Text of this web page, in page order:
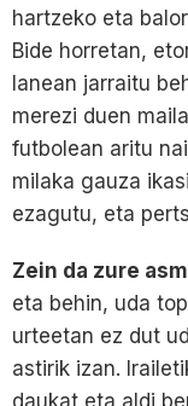
hartzeko eta
Bide horretan,
lanean jarraitu
merezi duen
futbolean aritu
milaka gauza
ezagutu, eta
Zein da zure
eta behin, uda
urteetan ez dut
astirik izan.